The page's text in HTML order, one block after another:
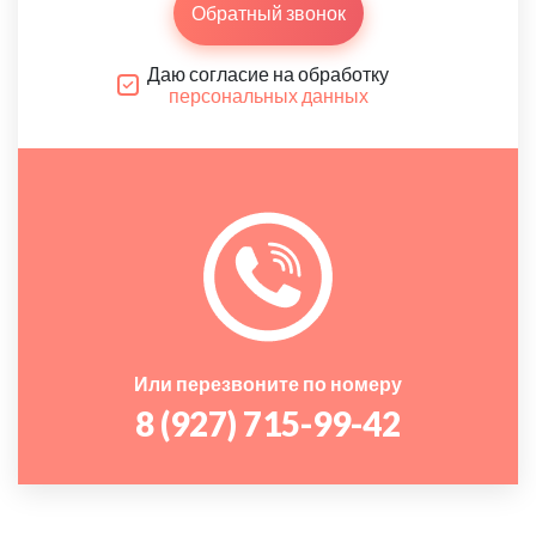
Обратный звонок
Даю согласие на обработку
персональных данных
Или перезвоните по номеру
8 (927) 715-99-42